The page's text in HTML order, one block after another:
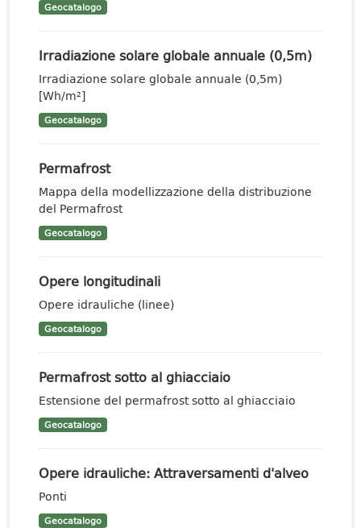
Geocatalogo
Irradiazione solare globale annuale (0,5m)
Irradiazione solare globale annuale (0,5m)
[Wh/m²]
Geocatalogo
Permafrost
Mappa della modellizzazione della distribuzione
del Permafrost
Geocatalogo
Opere longitudinali
Opere idrauliche (linee)
Geocatalogo
Permafrost sotto al ghiacciaio
Estensione del permafrost sotto al ghiacciaio
Geocatalogo
Opere idrauliche: Attraversamenti d'alveo
Ponti
Geocatalogo